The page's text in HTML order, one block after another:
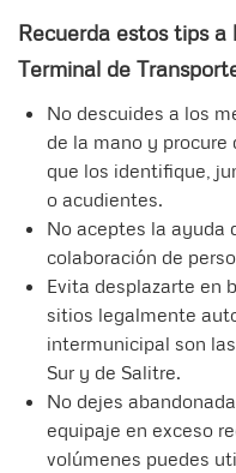
Recuerda estos tips a
Terminal de
No descuides a los
de la mano y
que los identifique,
o acudientes.
No aceptes la ayuda
colaboración de
Evita desplazarte en
sitios legalmente
intermunicipal son
Sur y de Salitre.
No dejes
equipaje en exceso
volúmenes puedes